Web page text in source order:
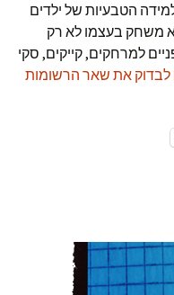
הטבעיות של ילדים
משחק בעצמו לא רק
למרחקים, קייקים, סקי
לבדוק את שאר הרשומות